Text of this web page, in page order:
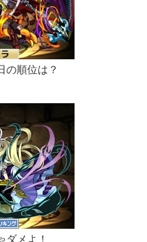
の順位は？
ダメよ！